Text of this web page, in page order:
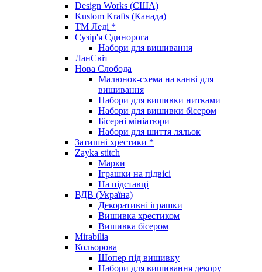
Design Works (США)
Kustom Krafts (Канада)
ТМ Леді *
Сузір'я Єдинорога
Набори для вишивання
ЛанСвіт
Нова Слобода
Малюнок-схема на канві для
вишивання
Набори для вишивки нитками
Набори для вишивки бісером
Бісерні мініатюри
Набори для шиття ляльок
Затишні хрестики *
Zayka stitch
Марки
Іграшки на підвісі
На підставці
ВДВ (Україна)
Декоративні іграшки
Вишивка хрестиком
Вишивка бісером
Mirabilia
Кольорова
Шопер під вишивку
Набори для вишивання декору